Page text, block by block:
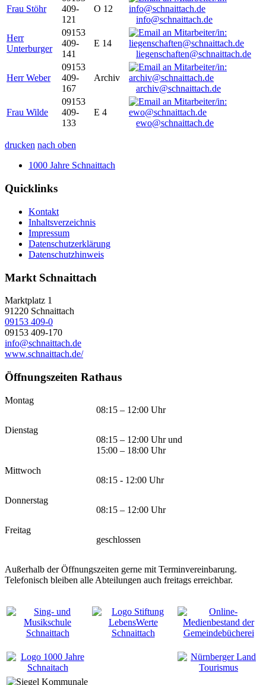
Frau Stöhr
409-
121
O 12
info@schnaittach.de
Herr
Unterburger
09153
409-
141
E 14
liegenschaften@schnaittach.de
Herr Weber
09153
409-
167
Archiv
archiv@schnaittach.de
Frau Wilde
09153
409-
133
E 4
ewo@schnaittach.de
drucken nach oben
1000 Jahre Schnaittach
Quicklinks
Kontakt
Inhaltsverzeichnis
Impressum
Datenschutzerklärung
Datenschutzhinweis
Markt Schnaittach
Marktplatz 1
91220 Schnaittach
09153 409-0
09153 409-170
info@schnaittach.de
www.schnaittach.de/
Öffnungszeiten Rathaus
Montag
08:15 – 12:00 Uhr
Dienstag
08:15 – 12:00 Uhr und
15:00 – 18:00 Uhr
Mittwoch
08:15 - 12:00 Uhr
Donnerstag
08:15 – 12:00 Uhr
Freitag
geschlossen
Außerhalb der Öffnungszeiten gerne mit Terminvereinbarung.
Telefonisch bleiben alle Abteilungen auch freitags erreichbar.